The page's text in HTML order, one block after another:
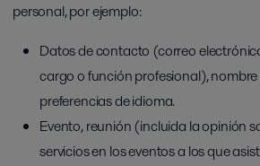
personal, por ejemplo:
Datos de contacto (correo
cargo o función profesional), nombre
preferencias de idioma.
Evento, reunión (incluida la opinión
servicios en los eventos a los que